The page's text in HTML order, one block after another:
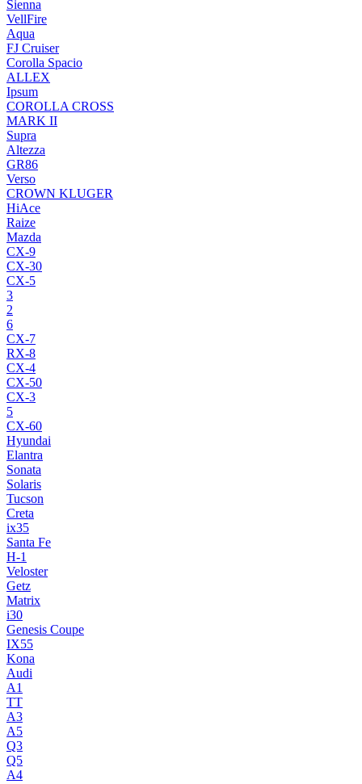
Sienna
VellFire
Aqua
FJ Cruiser
Corolla Spacio
ALLEX
Ipsum
COROLLA CROSS
MARK II
Supra
Altezza
GR86
Verso
CROWN KLUGER
HiAce
Raize
Mazda
CX-9
CX-30
CX-5
3
2
6
CX-7
RX-8
CX-4
CX-50
CX-3
5
CX-60
Hyundai
Elantra
Sonata
Solaris
Tucson
Creta
ix35
Santa Fe
H-1
Veloster
Getz
Matrix
i30
Genesis Coupe
IX55
Kona
Audi
A1
TT
A3
A5
Q3
Q5
A4